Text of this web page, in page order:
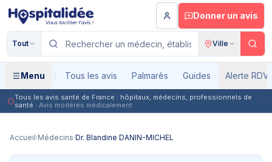
Aller au contenu principal
Donner un avis
Tout Ville
Menu Tous les avis Palmarès Guides Alerte RDV
Tous les avis santé de France : hôpitaux, médecins, professionnels de
santé · Avis modérés médicalement
Accueil·Médecins·Dr. Blandine DANIN-MICHEL